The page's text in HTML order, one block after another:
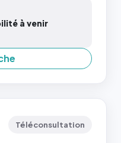
à venir
Téléconsultation